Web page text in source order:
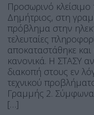
Προσωρινό
Δημήτριος, στη
πρόβλημα στην
τελευταίες
αποκαταστάθηκε και
κανονικά. Η ΣΤΑΣΥ
διακοπή στους εν
τεχνικού
Γραμμής 2.
[…]